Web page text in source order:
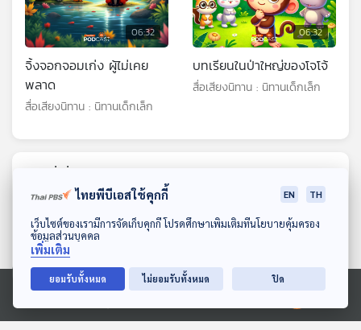
ดาวน์โหลด Thai PBS Podcast Application
Ⓒ 2020 องค์การกระจายเสียงและแพร่ภาพสาธารณะแห่งประเทศไทย
06:32
จิ้งจอกจอมเก่ง ผู้ไม่เคย
พลาด
สื่อเสียงนิทาน : นิทานเด็กเล็ก
06:32
บทเรียนในป่าใหญ่ของโจโจ้
สื่อเสียงนิทาน : นิทานเด็กเล็ก
ตอนที่เกี่ยวข้อง
06:32 06:32
ไทยพีบีเอสใช้คุกกี้ EN TH
เว็บไซต์ของเรามีการจัดเก็บคุกกี้ โปรดศึกษาเพิ่มเติมที่นโยบายคุ้มครอง
ข้อมูลส่วนบุคคล
เพิ่มเติม
ยอมรับทั้งหมด ไม่ยอมรับทั้งหมด ปิด